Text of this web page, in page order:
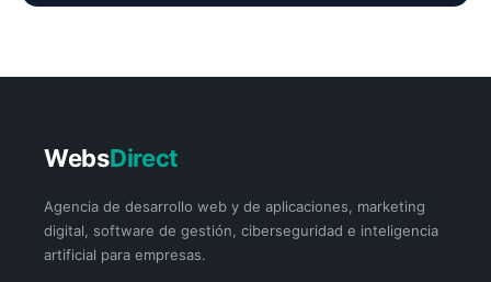
WebsDirect
Agencia de desarrollo web y de aplicaciones, marketing
digital, software de gestión, ciberseguridad e inteligencia
artificial para empresas.